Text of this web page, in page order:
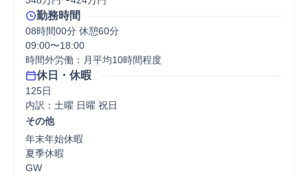
勤務時間
08時間00分 休憩60分
09:00〜18:00
時間外労働：月平均10時間程度
休日・休暇
125日
内訳：土曜 日曜 祝日
その他
年末年始休暇
夏季休暇
GW